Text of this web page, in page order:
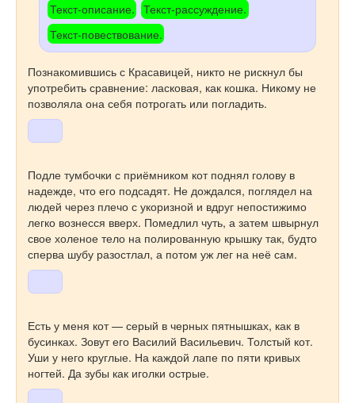
Текст-описание. Текст-рассуждение.
Текст-повествование.
Познакомившись с Красавицей, никто не рискнул бы
употребить сравнение: ласковая, как кошка. Никому не
позволяла она себя потрогать или погладить.
Подле тумбочки с приёмником кот поднял голову в
надежде, что его подсадят. Не дождался, поглядел на
людей через плечо с укоризной и вдруг непостижимо
легко вознесся вверх. Помедлил чуть, а затем швырнул
свое холеное тело на полированную крышку так, будто
сперва шубу разостлал, а потом уж лег на неё сам.
Есть у меня кот — серый в черных пятнышках, как в
бусинках. Зовут его Василий Васильевич. Толстый кот.
Уши у него круглые. На каждой лапе по пяти кривых
ногтей. Да зубы как иголки острые.